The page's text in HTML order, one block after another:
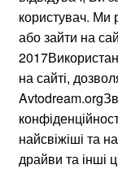
користувач. Ми
або зайти на
на сайті,
найсвіжіші та
драйви та інші